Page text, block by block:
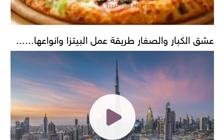
عشق الكبار والصغار طريقة عمل البيتزا وانواعها......